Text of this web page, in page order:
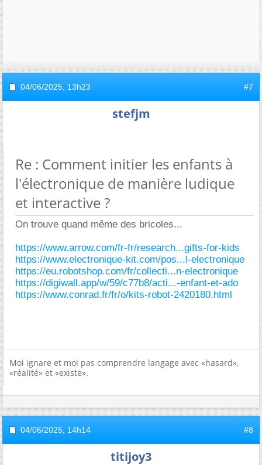
04/06/2025, 13h23 #7
stefjm
Re : Comment initier les enfants à
l'électronique de manière ludique
et interactive ?
On trouve quand même des bricoles...
https://www.arrow.com/fr-fr/research...gifts-for-kids
https://www.electronique-kit.com/pos...l-electronique
https://eu.robotshop.com/fr/collecti...n-electronique
https://digiwall.app/w/59/c77b8/acti...-enfant-et-ado
https://www.conrad.fr/fr/o/kits-robot-2420180.html
Moi ignare et moi pas comprendre langage avec «hasard»,
«réalité» et «existe».
04/06/2025, 14h14 #8
titijoy3